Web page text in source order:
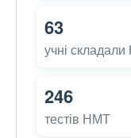
63
учні
246
тестів НМТ